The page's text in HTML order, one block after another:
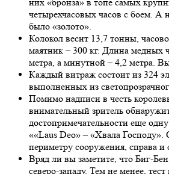
четырехчасовых часов с боем. А
было «золото».
Колокол весит 13,7 тонны,
маятник – 300 кг. Длина медных
метра, а минутной – 4,2 метра.
Каждый витраж состоит из 324
выполненных из
Помимо надписи в честь
внимательный зритель
достопримечательности еще
««Laus Deo» – «Хвала
периметру сооружения, справа и
Вряд ли вы заметите, что Биг-
северо-западу. Тем не менее,